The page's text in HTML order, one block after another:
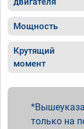
Мощность
Крутящий
момент
только на